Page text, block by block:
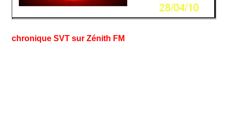
chronique SVT sur Zénith FM